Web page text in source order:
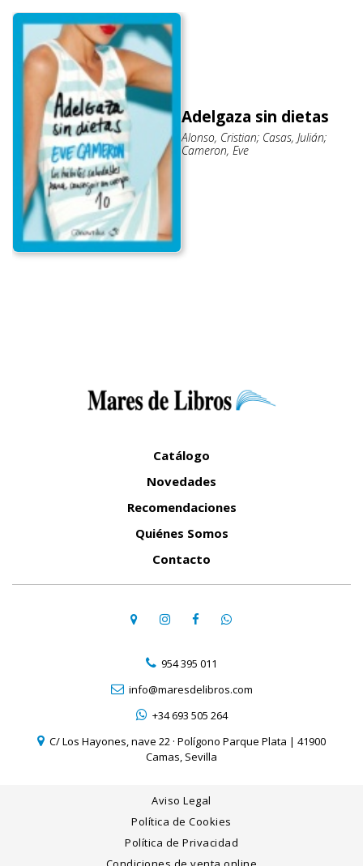
Adelgaza sin dietas
Alonso, Cristian; Casas, Julián;
Cameron, Eve
Catálogo
Novedades
Recomendaciones
Quiénes Somos
Contacto
954 395 011
info@maresdelibros.com
+34 693 505 264
C/ Los Hayones, nave 22 · Polígono Parque Plata | 41900
Camas, Sevilla
Aviso Legal
Política de Cookies
Política de Privacidad